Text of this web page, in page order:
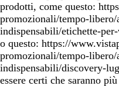
prodotti, come questo:
promozionali/tempo-
indispensabili/etichette-
o questo: https://
promozionali/tempo-
indispensabili/discovery-
essere certi che saranno